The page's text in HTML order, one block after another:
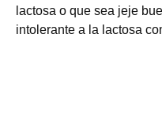
lactosa o que sea jeje
intolerante a la lactosa